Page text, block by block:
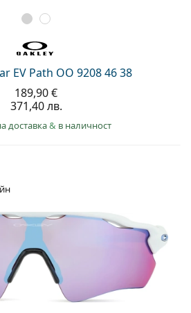
EV Path OO 9208 46 38
189,90 €
371,40 лв.
доставка& в наличност